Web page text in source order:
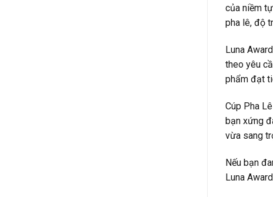
của niềm
pha lê, độ
Luna
theo yêu
phẩm đạt
Cúp Pha
bạn xứng
vừa sang
Nếu bạn
Luna